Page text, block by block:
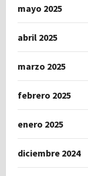
mayo 2025
abril 2025
marzo 2025
febrero 2025
enero 2025
diciembre 2024